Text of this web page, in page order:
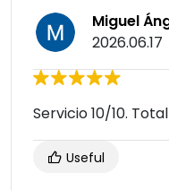
Miguel
2026.06.17
Servicio 10/10.
Useful